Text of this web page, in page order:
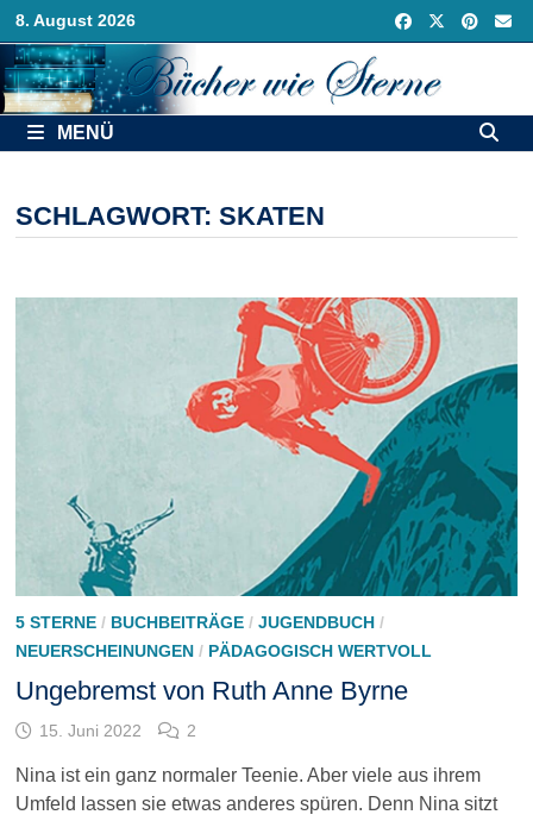
Zurück
zum
Inhalt
8. August 2026
MENÜ
SCHLAGWORT: SKATEN
5 STERNE/ BUCHBEITRÄGE/ JUGENDBUCH/
NEUERSCHEINUNGEN/ PÄDAGOGISCH WERTVOLL
Ungebremst von Ruth Anne Byrne
15. Juni 2022 2
Nina ist ein ganz normaler Teenie. Aber viele aus ihrem
Umfeld lassen sie etwas anderes spüren. Denn Nina sitzt